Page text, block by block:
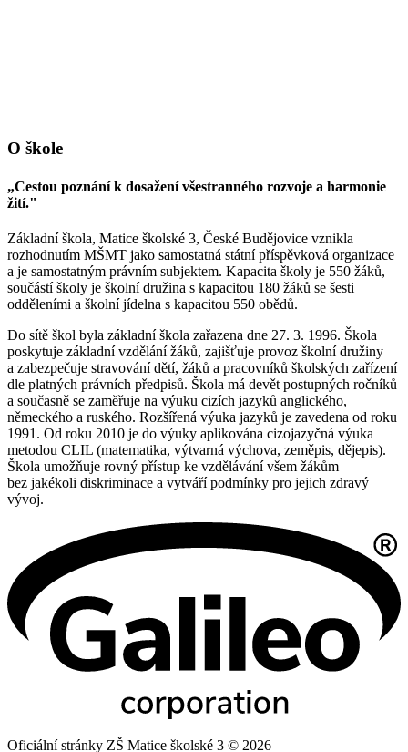
O škole
„Cestou poznání k dosažení všestranného rozvoje a harmonie
žití."
Základní škola, Matice školské 3, České Budějovice vznikla
rozhodnutím MŠMT jako samostatná státní příspěvková organizace
a je samostatným právním subjektem. Kapacita školy je 550 žáků,
součástí školy je školní družina s kapacitou 180 žáků se šesti
odděleními a školní jídelna s kapacitou 550 obědů.
Do sítě škol byla základní škola zařazena dne 27. 3. 1996. Škola
poskytuje základní vzdělání žáků, zajišťuje provoz školní družiny
a zabezpečuje stravování dětí, žáků a pracovníků školských zařízení
dle platných právních předpisů. Škola má devět postupných ročníků
a současně se zaměřuje na výuku cizích jazyků anglického,
německého a ruského. Rozšířená výuka jazyků je zavedena od roku
1991. Od roku 2010 je do výuky aplikována cizojazyčná výuka
metodou CLIL (matematika, výtvarná výchova, zeměpis, dějepis).
Škola umožňuje rovný přístup ke vzdělávání všem žákům
bez jakékoli diskriminace a vytváří podmínky pro jejich zdravý
vývoj.
Oficiální stránky ZŠ Matice školské 3 © 2026